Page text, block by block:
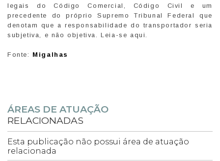
legais do Código Comercial, Código Civil e um
precedente do próprio Supremo Tribunal Federal que
denotam que a responsabilidade do transportador seria
subjetiva, e não objetiva. Leia-se aqui.
Fonte: Migalhas
ÁREAS DE ATUAÇÃO
RELACIONADAS
Esta publicação não possui área de atuação
relacionada